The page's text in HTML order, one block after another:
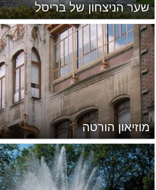
שער הניצחון של בריסל
מוזיאון הורטה